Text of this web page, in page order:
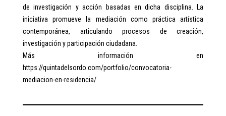
de investigación y acción basadas en dicha disciplina. La
iniciativa promueve la mediación como práctica artística
contemporánea, articulando procesos de creación,
investigación y participación ciudadana.
Más información en
https://quintadelsordo.com/portfolio/convocatoria-
mediacion-en-residencia/